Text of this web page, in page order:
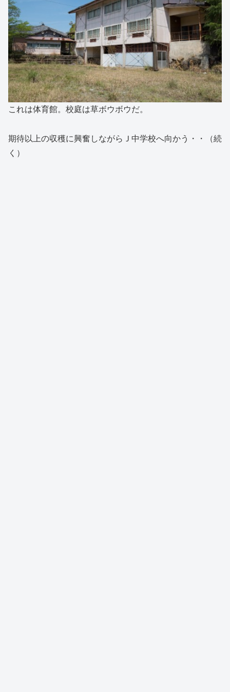
これは体育館。校庭は草ボウボウだ。
期待以上の収穫に興奮しながらＪ中学校へ向かう・・（続
く）